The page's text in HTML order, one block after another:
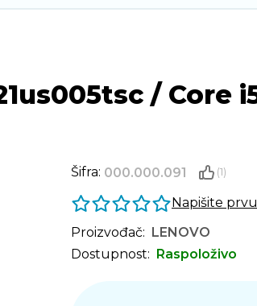
/ Core
Šifra: 000.000.091 (1)
Napišite
Proizvođač: LENOVO
Dostupnost: Raspoloživo